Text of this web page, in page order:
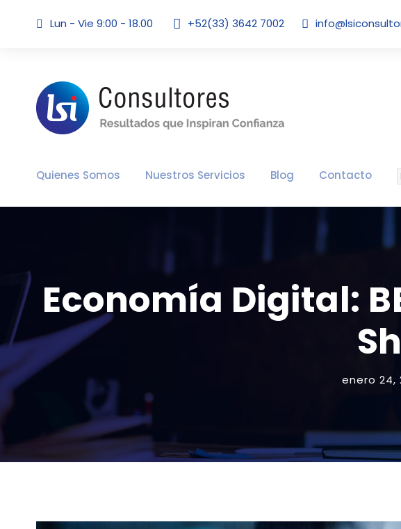
Lun - Vie 9:00 - 18.00 +52(33) 3642 7002
Quienes Somos Nuestros Servicios Blog Contacto
Economía Digital:
enero 24,